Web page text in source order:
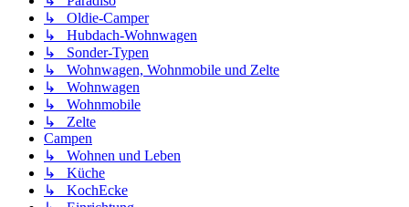
↳ Oldie-Camper
↳ Hubdach-Wohnwagen
↳ Sonder-Typen
↳ Wohnwagen, Wohnmobile und Zelte
↳ Wohnwagen
↳ Wohnmobile
↳ Zelte
Campen
↳ Wohnen und Leben
↳ Küche
↳ KochEcke